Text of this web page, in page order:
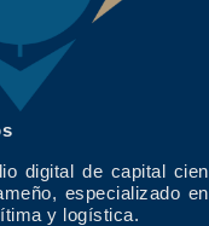
digital de capital cien
especializado en
y logística.